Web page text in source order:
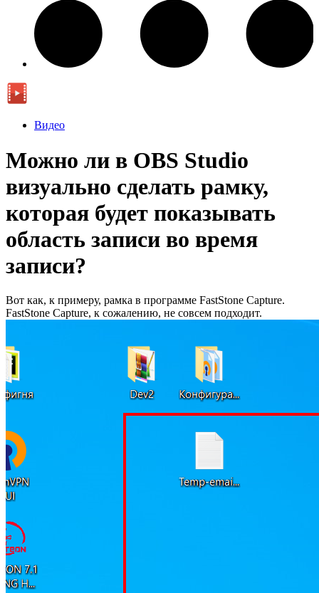
Видео
Можно ли в OBS Studio
визуально сделать рамку,
которая будет показывать
область записи во время
записи?
Вот как, к примеру, рамка в программе FastStone Capture.
FastStone Capture, к сожалению, не совсем подходит.